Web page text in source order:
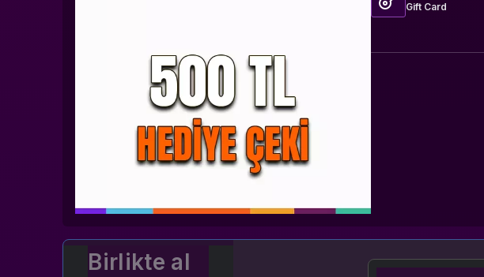
Gift Card
Birlikte al